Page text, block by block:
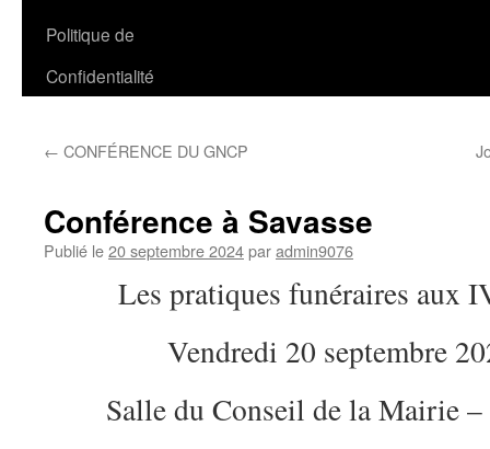
Politique de
Confidentialité
← CONFÉRENCE DU GNCP
Conférence à Savasse
Publié le20 septembre 2024paradmin9076
Les pratiques funéraires aux
Vendredi 20 septembre
Salle du Conseil de la Mairie –